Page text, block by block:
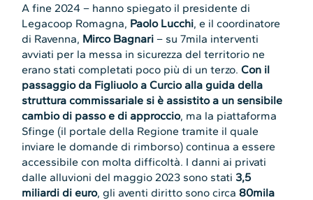
A fine 2024 – hanno spiegato il presidente di
Legacoop Romagna, Paolo Lucchi, e il coordinatore
di Ravenna, Mirco Bagnari – su 7mila interventi
avviati per la messa in sicurezza del territorio ne
erano stati completati poco più di un terzo.Con il
passaggio da Figliuolo a Curcio alla guida della
struttura commissariale si è assistito a un sensibile
cambio di passo e di approccio, ma la piattaforma
Sfinge (il portale della Regione tramite il quale
inviare le domande di rimborso) continua a essere
accessibile con molta difficoltà. I danni ai privati
dalle alluvioni del maggio 2023 sono stati 3,5
miliardi di euro, gli aventi diritto sono circa80mila